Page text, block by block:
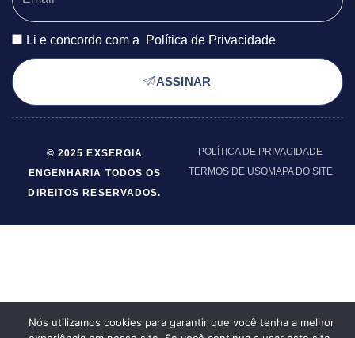
Li e concordo com a Política de Privacidade
ASSINAR
© 2025 EXSERGIA
ENGENHARIA TODOS OS
DIREITOS RESERVADOS.
POLÍTICA DE PRIVACIDADE
TERMOS DE USOMAPA DO SITE
Nós utilizamos cookies para garantir que você tenha a melhor